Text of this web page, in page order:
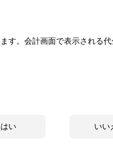
す。会計画面で表示される代
はい いい